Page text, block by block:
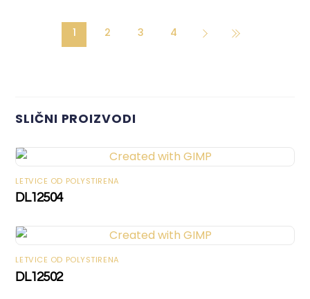
1 2 3 4
SLIČNI PROIZVODI
LETVICE OD POLYSTIRENA
DL12504
LETVICE OD POLYSTIRENA
DL12502